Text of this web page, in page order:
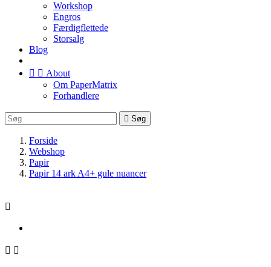
Workshop
Engros
Færdigflettede
Storsalg
Blog
  About
Om PaperMatrix
Forhandlere
 Søg
Forside
Webshop
Papir
Papir 14 ark A4+ gule nuancer

 